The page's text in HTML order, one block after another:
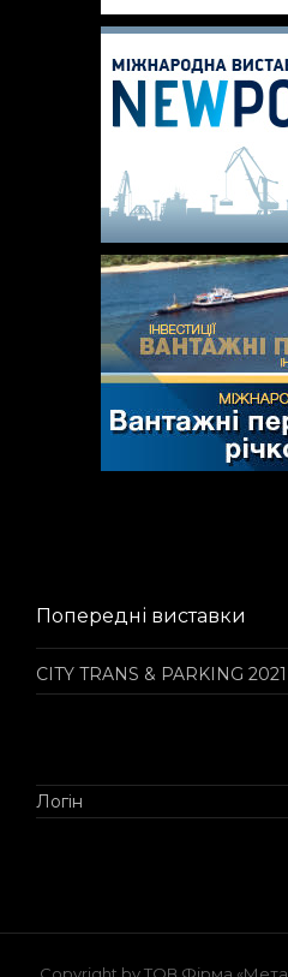
Попередні виставки
CITY TRANS & PARKING 2021
Логін